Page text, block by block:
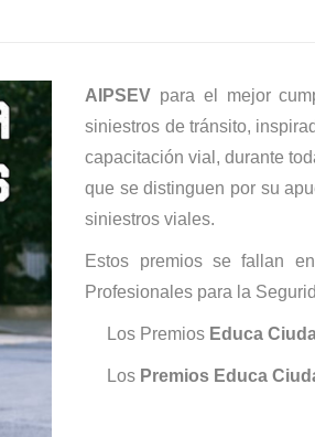
AIPSEV para el mejor
siniestros de tránsito,
capacitación vial, durante
que se distinguen por su
siniestros viales.
Estos premios se fallan
Profesionales para la
Los Premios Educa
Los Premios Educa